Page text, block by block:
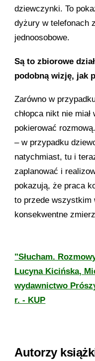
dziewczynki. To
dyżury w telefonach
jednoosobowe.
Są to zbiorowe
podobną wizję, jak
Zarówno w
chłopca nikt nie
pokierować
– w przypadku
natychmiast, tu i
zaplanować i
pokazują, że praca
to przede wszystkim
konsekwentne
"Słucham.
Lucyna Kicińska,
wydawnictwo
r. - KUP
Autorzy